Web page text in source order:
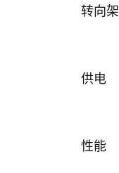
转向架
供电
性能